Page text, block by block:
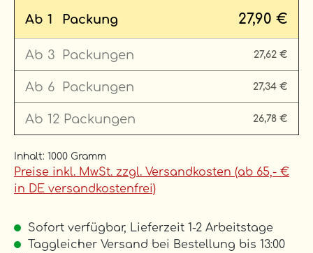
Ab 1 Packung 27,90 €
Ab 3 Packungen 27,62 €
Ab 6 Packungen 27,34 €
Ab 12 Packungen 26,78 €
Inhalt: 1000 Gramm
Preise inkl. MwSt. zzgl. Versandkosten (ab 65,- €
in DE versandkostenfrei)
Sofort verfügbar, Lieferzeit 1-2 Arbeitstage
Taggleicher Versand bei Bestellung bis 13:00